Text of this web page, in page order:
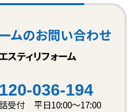
ムのお問い合わせ
スティリフォーム
036-194
受付 平日10:00〜17:00